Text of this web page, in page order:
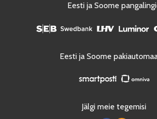
Eesti ja Soome
Eesti ja Soome
Jälgi meie tegemisi